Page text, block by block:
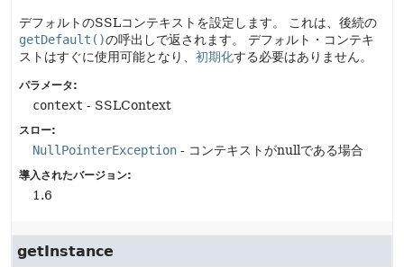
デフォルトのSSLコンテキストを設定します。
これは、後続の
getDefault()の呼出しで返されます。
デフォルト・コンテキ
ストはすぐに使用可能となり、 初期化する必要はありません。
パラメータ:
context - SSLContext
スロー:
NullPointerException - コンテキストがnullである場合
導入されたバージョン:
1.6
getInstance